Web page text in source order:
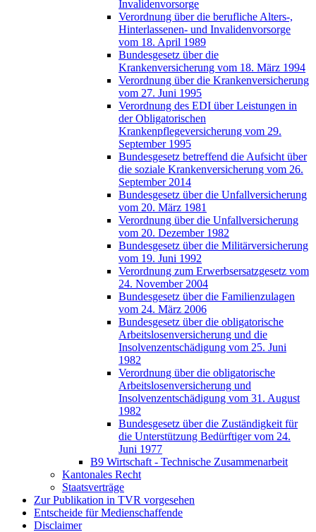
Invalidenvorsorge
Verordnung über die berufliche Alters-,
Hinterlassenen- und Invalidenvorsorge
vom 18. April 1989
Bundesgesetz über die
Krankenversicherung vom 18. März 1994
Verordnung über die Krankenversicherung
vom 27. Juni 1995
Verordnung des EDI über Leistungen in
der Obligatorischen
Krankenpflegeversicherung vom 29.
September 1995
Bundesgesetz betreffend die Aufsicht über
die soziale Krankenversicherung vom 26.
September 2014
Bundesgesetz über die Unfallversicherung
vom 20. März 1981
Verordnung über die Unfallversicherung
vom 20. Dezember 1982
Bundesgesetz über die Militärversicherung
vom 19. Juni 1992
Verordnung zum Erwerbsersatzgesetz vom
24. November 2004
Bundesgesetz über die Familienzulagen
vom 24. März 2006
Bundesgesetz über die obligatorische
Arbeitslosenversicherung und die
Insolvenzentschädigung vom 25. Juni
1982
Verordnung über die obligatorische
Arbeitslosenversicherung und
Insolvenzentschädigung vom 31. August
1982
Bundesgesetz über die Zuständigkeit für
die Unterstützung Bedürftiger vom 24.
Juni 1977
B9 Wirtschaft - Technische Zusammenarbeit
Kantonales Recht
Staatsverträge
Zur Publikation in TVR vorgesehen
Entscheide für Medienschaffende
Disclaimer